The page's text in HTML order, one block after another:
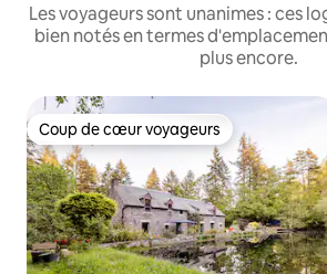
Les voyageurs sont unanimes : ces
bien notés en termes
plus encore.
Coup de cœur voyageurs
Coup de cœur voyageurs